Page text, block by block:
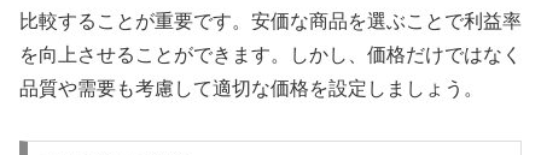
比較することが重要です。安価な商品を選ぶことで利益率
を向上させることができます。しかし、価格だけではなく
品質や需要も考慮して適切な価格を設定しましょう。